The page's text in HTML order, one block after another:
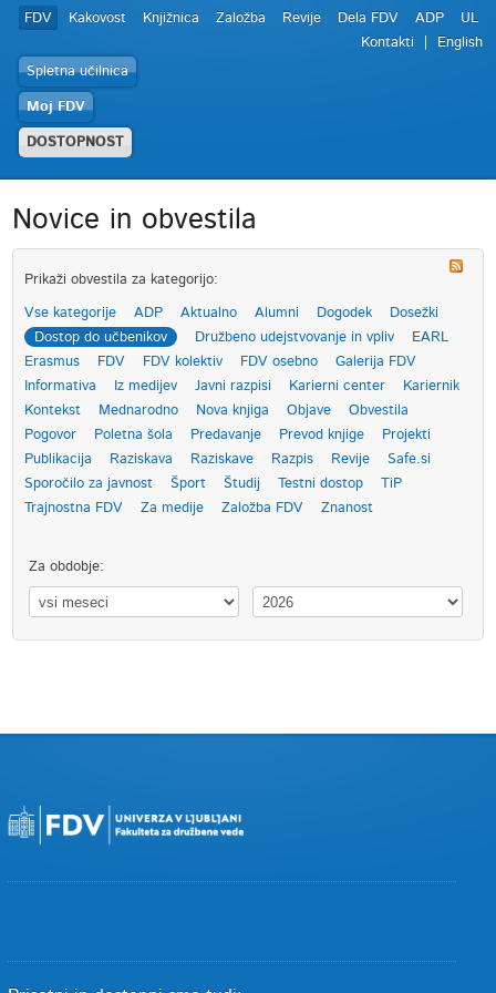
FDV Kakovost Knjižnica Založba Revije Dela FDV ADP
UL
Kontakti
English
Spletna učilnica
Moj FDV
DOSTOPNOST
Novice in obvestila
Prikaži obvestila za kategorijo:
Vse kategorije ADP Aktualno Alumni Dogodek
Dosežki
Dostop do učbenikov
Družbeno udejstvovanje in vpliv
EARL
Erasmus
FDV FDV kolektiv FDV osebno
Galerija FDV
Informativa
Iz medijev Javni razpisi Karierni center
Kariernik
Kontekst
Mednarodno Nova knjiga Objave
Obvestila
Pogovor
Poletna šola Predavanje Prevod knjige
Projekti
Publikacija
Raziskava Raziskave Razpis Revije
Safe.si
Sporočilo za javnost
Šport Študij Testni dostop
TiP
Trajnostna FDV
Za medije Založba FDV Znanost
Za obdobje: